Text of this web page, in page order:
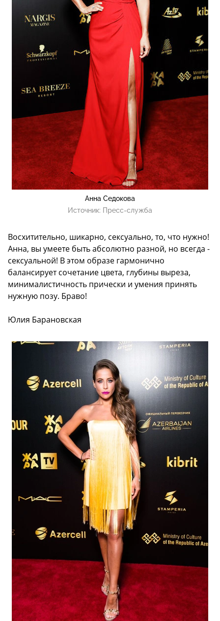
Анна Седокова
Источник: Пресс-служба
Восхитительно, шикарно, сексуально, то, что нужно!
Анна, вы умеете быть абсолютно разной, но всегда -
сексуальной! В этом образе гармонично
балансирует сочетание цвета, глубины выреза,
минималистичность прически и умения принять
нужную позу. Браво!
Юлия Барановская